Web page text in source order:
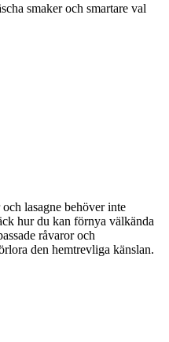
smaker och smartare val
lasagne behöver inte
hur du kan förnya välkända
råvaror och
den hemtrevliga känslan.